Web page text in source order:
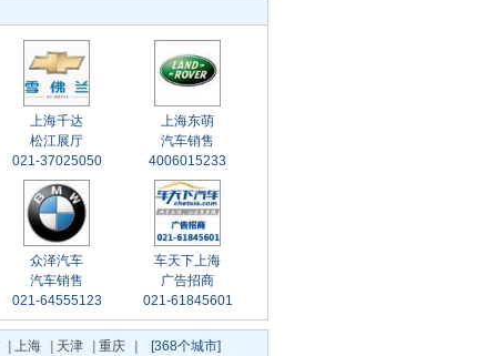
上海千达
松江展厅
021-37025050
上海东萌
汽车销售
4006015233
众泽汽车
汽车销售
021-64555123
车天下上海
广告招商
021-61845601
上海 天津 重庆 [368个城市]